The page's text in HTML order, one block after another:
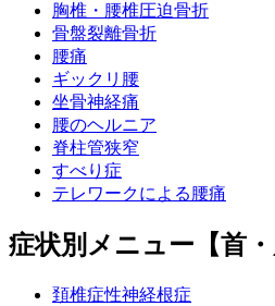
胸椎・腰椎圧迫骨折
骨盤裂離骨折
腰痛
ギックリ腰
坐骨神経痛
腰のヘルニア
脊柱管狭窄
すべり症
テレワークによる腰痛
症状別メニュー【首・
頚椎症性神経根症